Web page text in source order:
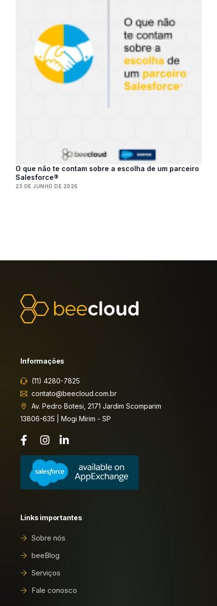
O que não te contam sobre a escolha de um parceiro
Salesforce®
23 DE JUNHO DE 2026
Informações
(11) 4280-7825
contato@beecloud.com.br
Av. Pedro Botesi, 2171 Jardim Scomparim
13806-635 | Mogi Mirim - SP
Links importantes
Sobre nós
beeBlog
Serviços
Fale conosco